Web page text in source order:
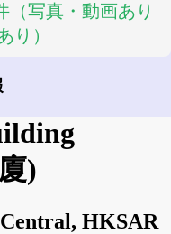
（写真・動画あり
り）
)
HKSAR